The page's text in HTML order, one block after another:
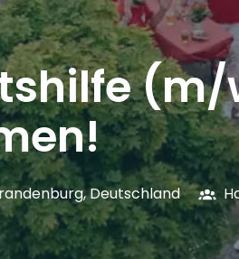
,Deutschland